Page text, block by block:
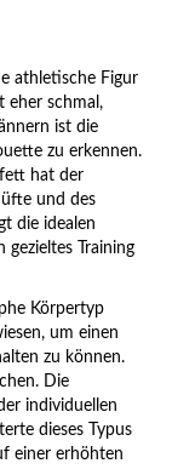
athletische Figur
eher schmal,
ist die
zu erkennen.
hat der
und des
die idealen
Training
Körpertyp
um einen
zu können.
Die
individuellen
dieses Typus
einer erhöhten